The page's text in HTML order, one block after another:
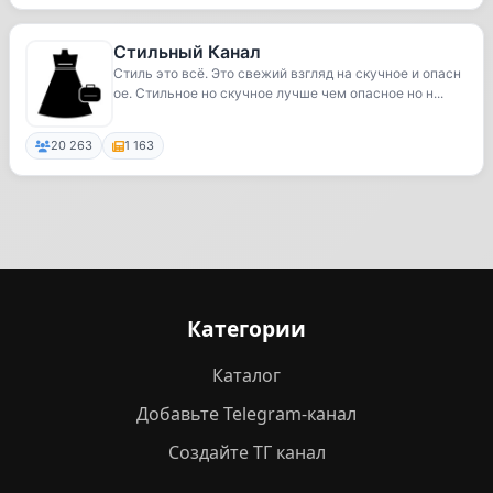
Стильный Канал
Стиль это всё. Это свежий взгляд на скучное и опасн
ое. Стильное но скучное лучше чем опасное но н...
20 263 1 163
Категории
Каталог
Добавьте Telegram-канал
Создайте ТГ канал